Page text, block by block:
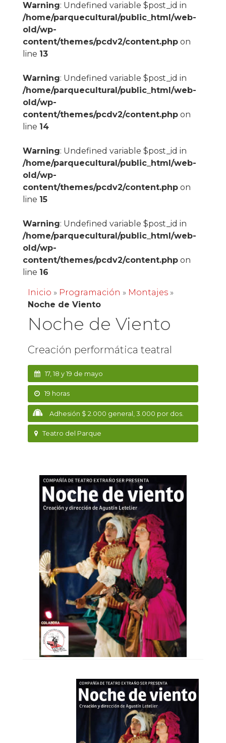
Warning: Undefined variable $post_id in
/home/parquecultural/public_html/web-
old/wp-
content/themes/pcdv2/content.phpon
line 13
Warning: Undefined variable $post_id in
/home/parquecultural/public_html/web-
old/wp-
content/themes/pcdv2/content.phpon
line 14
Warning: Undefined variable $post_id in
/home/parquecultural/public_html/web-
old/wp-
content/themes/pcdv2/content.phpon
line 15
Warning: Undefined variable $post_id in
/home/parquecultural/public_html/web-
old/wp-
content/themes/pcdv2/content.phpon
line 16
Inicio » Programación » Montajes»
Noche de Viento
Noche de Viento
Creación performática teatral
17, 18 y 19 de mayo
19 horas
Adhesión $ 2.000 general, 3.000 por dos.
Teatro del Parque